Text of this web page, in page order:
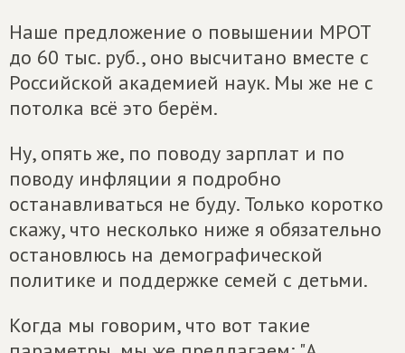
Наше предложение о повышении МРОТ
до 60 тыс. руб., оно высчитано вместе с
Российской академией наук. Мы же не с
потолка всё это берём.
Ну, опять же, по поводу зарплат и по
поводу инфляции я подробно
останавливаться не буду. Только коротко
скажу, что несколько ниже я обязательно
остановлюсь на демографической
политике и поддержке семей с детьми.
Когда мы говорим, что вот такие